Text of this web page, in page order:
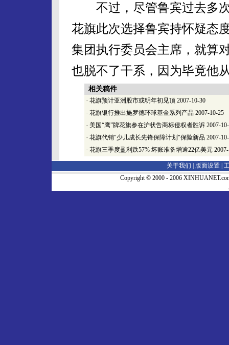
不过，尽管鲁宾过去多次
花旗此次选择鲁宾持怀疑态
集团执行委员会主席，就算
也脱不了干系，因为毕竟他
相关稿件
· 花旗预计亚洲股市或明年初见顶 2007-10-30
· 花旗银行推出施罗德环球基金系列产品 2007-10-25
· 美国“鹰”牌花旗参在沪状告商标侵权者胜诉 2007-
· 花旗代销"少儿成长先锋保障计划"保险新品 2007-
· 花旗三季度盈利跌57% 坏账准备增逾22亿美元
关于我们 | 版面设置
Copyright © 2000 - 2006